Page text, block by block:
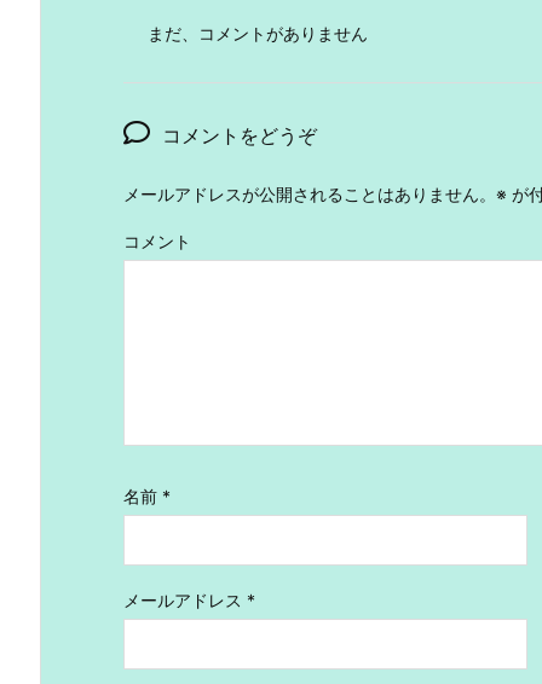
まだ、コメントがありません
コメントをどうぞ
メールアドレスが公開されることはありません。 ※ が
コメント
名前 *
メールアドレス *